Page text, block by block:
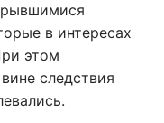
в интересах
этом
следствия